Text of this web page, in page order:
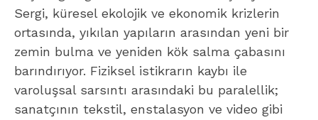
Sergi, küresel ekolojik ve ekonomik krizlerin
ortasında, yıkılan yapıların arasından yeni bir
zemin bulma ve yeniden kök salma çabasını
barındırıyor. Fiziksel istikrarın kaybı ile
varoluşsal sarsıntı arasındaki bu paralellik;
sanatçının tekstil, enstalasyon ve video gibi